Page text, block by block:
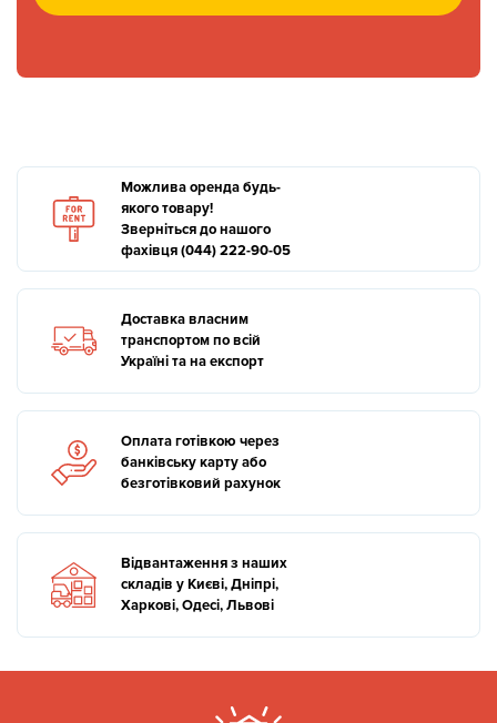
Можлива оренда будь-
якого товару!
Зверніться до нашого
фахівця (044) 222-90-05
Доставка власним
транспортом по всій
Україні та на експорт
Оплата готівкою через
банківську карту або
безготівковий рахунок
Відвантаження з наших
складів у Києві, Дніпрі,
Харкові, Одесі, Львові